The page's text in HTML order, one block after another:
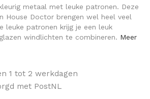
metaal met leuke patronen. Deze
House Doctor brengen wel heel veel
leuke patronen krijg je een leuk
windlichten te combineren. Meer
1 tot 2 werkdagen
met PostNL